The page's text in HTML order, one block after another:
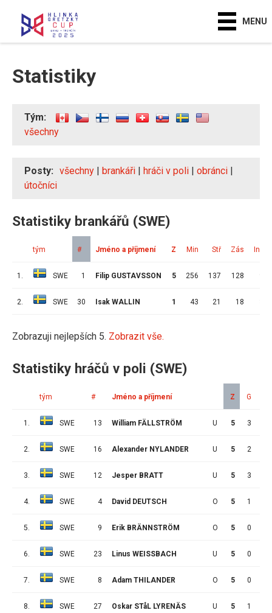
MENU
Statistiky
Tým:
všechny
Posty: všechny | brankáři | hráči v poli | obránci |
útočníci
Statistiky brankářů (SWE)
tým # Jméno a příjmení Z Min Stř Zás Ink
1. SWE 1 Filip GUSTAVSSON 5 256 137 128
2. SWE 30 Isak WALLIN 1 43 21 18
Zobrazuji nejlepších 5. Zobrazit vše.
Statistiky hráčů v poli (SWE)
tým # Jméno a příjmení Z G
1. SWE 13 William FÄLLSTRÖM U 5 3
2. SWE 16 Alexander NYLANDER U 5 2
3. SWE 12 Jesper BRATT U 5 3
4. SWE 4 David DEUTSCH O 5 1
5. SWE 9 Erik BRÄNNSTRÖM O 5 0
6. SWE 23 Linus WEISSBACH U 5 0
7. SWE 8 Adam THILANDER O 5 0
8. SWE 27 Oskar STåL LYRENÄS U 5 1